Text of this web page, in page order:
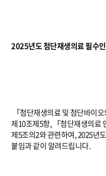
2025년도 첨단재생의료 필수
「첨단재생의료 및 첨단바이
제10조제5항, 「첨단재생의료
제5조의2와 관련하여, 2025년
붙임과 같이 알려드립니다.